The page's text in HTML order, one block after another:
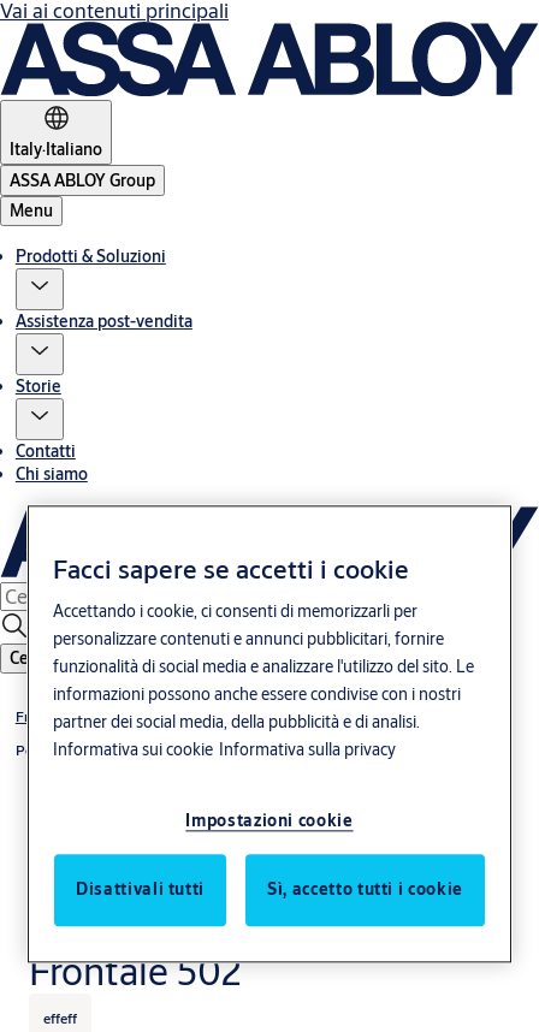
Vai ai contenuti principali
Italy·Italiano
ASSA ABLOY Group
Menu
Prodotti & Soluzioni
Assistenza post-vendita
Storie
Contatti
Chi siamo
Cerca
Frontali per incontri elettrici
Porte in legno
Frontale 502
effeff
Facci sapere se accetti i cookie
Accettando i cookie, ci consenti di memorizzarli per
personalizzare contenuti e annunci pubblicitari, fornire
funzionalità di social media e analizzare l'utilizzo del sito. Le
informazioni possono anche essere condivise con i nostri
partner dei social media, della pubblicità e di analisi.
Informativa sui cookie Informativa sulla privacy
Impostazioni cookie
Disattivali tutti Sì, accetto tutti i cookie